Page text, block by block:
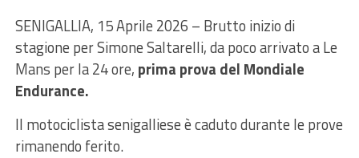
SENIGALLIA, 15 Aprile 2026 – Brutto inizio di
stagione per Simone Saltarelli, da poco arrivato a Le
Mans per la 24 ore, prima prova del Mondiale
Endurance.
Il motociclista senigalliese è caduto durante le prove
rimanendo ferito.